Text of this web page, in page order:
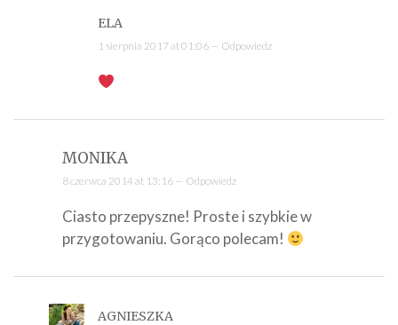
ELA
1 sierpnia 2017 at 01:06 — Odpowiedz
MONIKA
8 czerwca 2014 at 13:16 — Odpowiedz
Ciasto przepyszne! Proste i szybkie w
przygotowaniu. Gorąco polecam!
AGNIESZKA